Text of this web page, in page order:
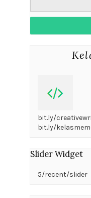
bit.ly/
bit.ly/
Slider Widget
5/recent/slider